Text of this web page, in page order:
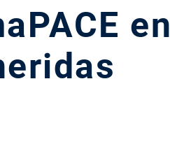
en